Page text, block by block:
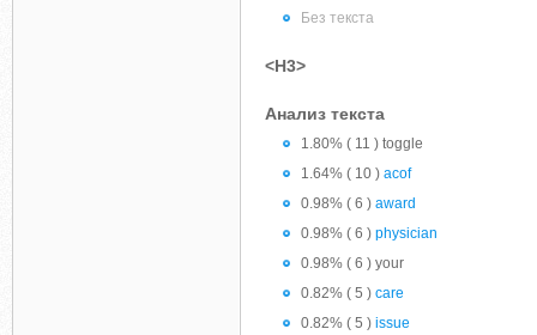
Без текста
<H3>
Анализ текста
1.80% ( 11 ) toggle
1.64% ( 10 ) acof
0.98% ( 6 ) award
0.98% ( 6 ) physician
0.98% ( 6 ) your
0.82% ( 5 ) care
0.82% ( 5 ) issue